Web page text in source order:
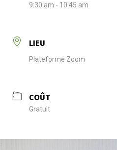
9:30 am - 10:45 am
LIEU
Plateforme Zoom
COÛT
Gratuit